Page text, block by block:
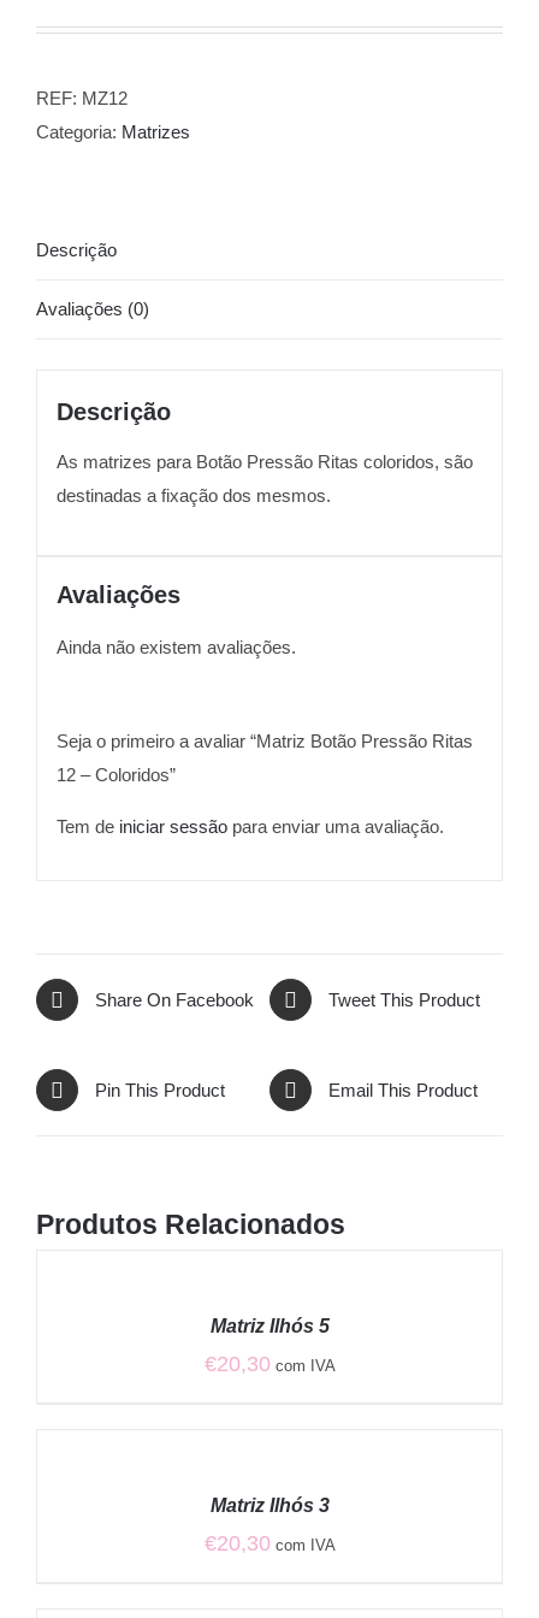
REF: MZ12
Categoria: Matrizes
Descrição
Avaliações (0)
Descrição
As matrizes para Botão Pressão Ritas coloridos, são
destinadas a fixação dos mesmos.
Avaliações
Ainda não existem avaliações.
Seja o primeiro a avaliar “Matriz Botão Pressão Ritas
12 – Coloridos”
Tem de iniciar sessãopara enviar uma avaliação.
Share On Facebook Tweet This Product
Pin This Product Email This Product
Produtos Relacionados
Matriz Ilhós 5
€20,30 com IVA
Matriz Ilhós 3
€20,30 com IVA